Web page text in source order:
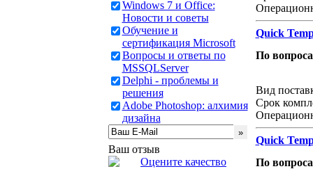
Windows 7 и Office:
Новости и советы
Обучение и
сертификация Microsoft
Вопросы и ответы по
MSSQLServer
Delphi - проблемы и
решения
Adobe Photoshop: алхимия
дизайна
Ваш отзыв
Quick
По
Вид
Срок
Quick
По